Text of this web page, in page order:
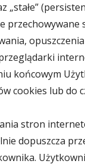
„stałe”
przechowywane
końcowym
cookies lub do
stron
dopuszcza